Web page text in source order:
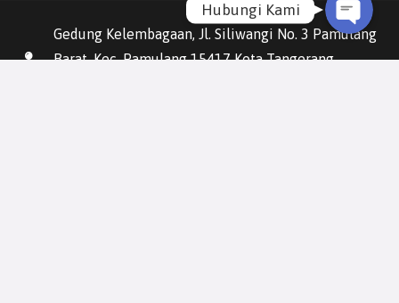
Gedung Kelembagaan, Jl. Siliwangi No. 3 Pamulang
Barat, Kec. Pamulang 15417 Kota Tangerang
Hubungi Kami